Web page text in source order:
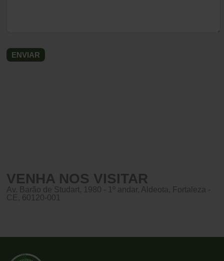
VENHA NOS VISITAR
Av. Barão de Studart, 1980 - 1º andar, Aldeota, Fortaleza -
CE, 60120-001